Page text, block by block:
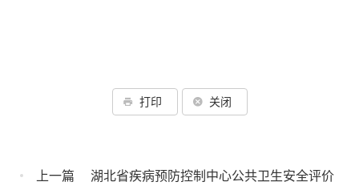
打印 关闭
上一篇
湖北省疾病预防控制中心公共卫生安全评价